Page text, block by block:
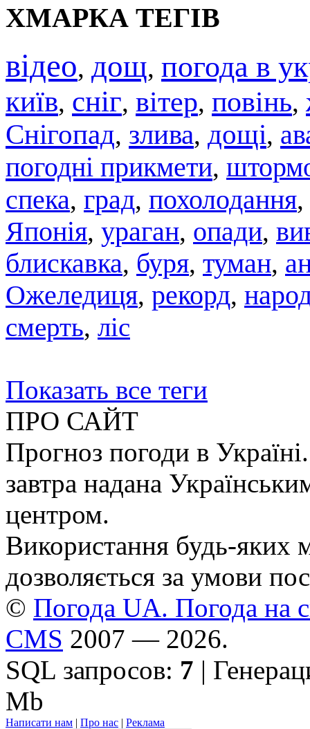
ХМАРКА ТЕГІВ
відео, дощ, погода в
київ, сніг, вітер, повінь,
Снігопад, злива, дощі,
погодні прикмети,
спека, град, похолодання,
Японія, ураган, опади,
блискавка, буря, туман,
Ожеледиця, рекорд,
смерть, ліс
Показать все теги
ПРО САЙТ
Прогноз погоди в
завтра надана
центром.
Використання будь-яких
дозволяється за умови
© Погода UA. Погода на
CMS 2007 — 2026.
SQL запросов: 7 |
Mb
Написати нам | Про нас | Реклама